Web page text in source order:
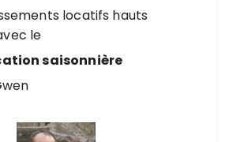
locatifs hauts
le
saisonnière